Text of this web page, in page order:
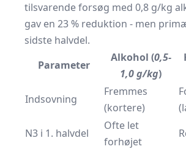
tilsvarende forsøg med 0,8 g/kg
gav en 23 % reduktion - men
sidste halvdel.
Parameter
Alkohol (0,5-
1,0 g/kg)
Indsovning
Fremmes
(kortere)
N3 i 1. halvdel
Ofte let
forhøjet